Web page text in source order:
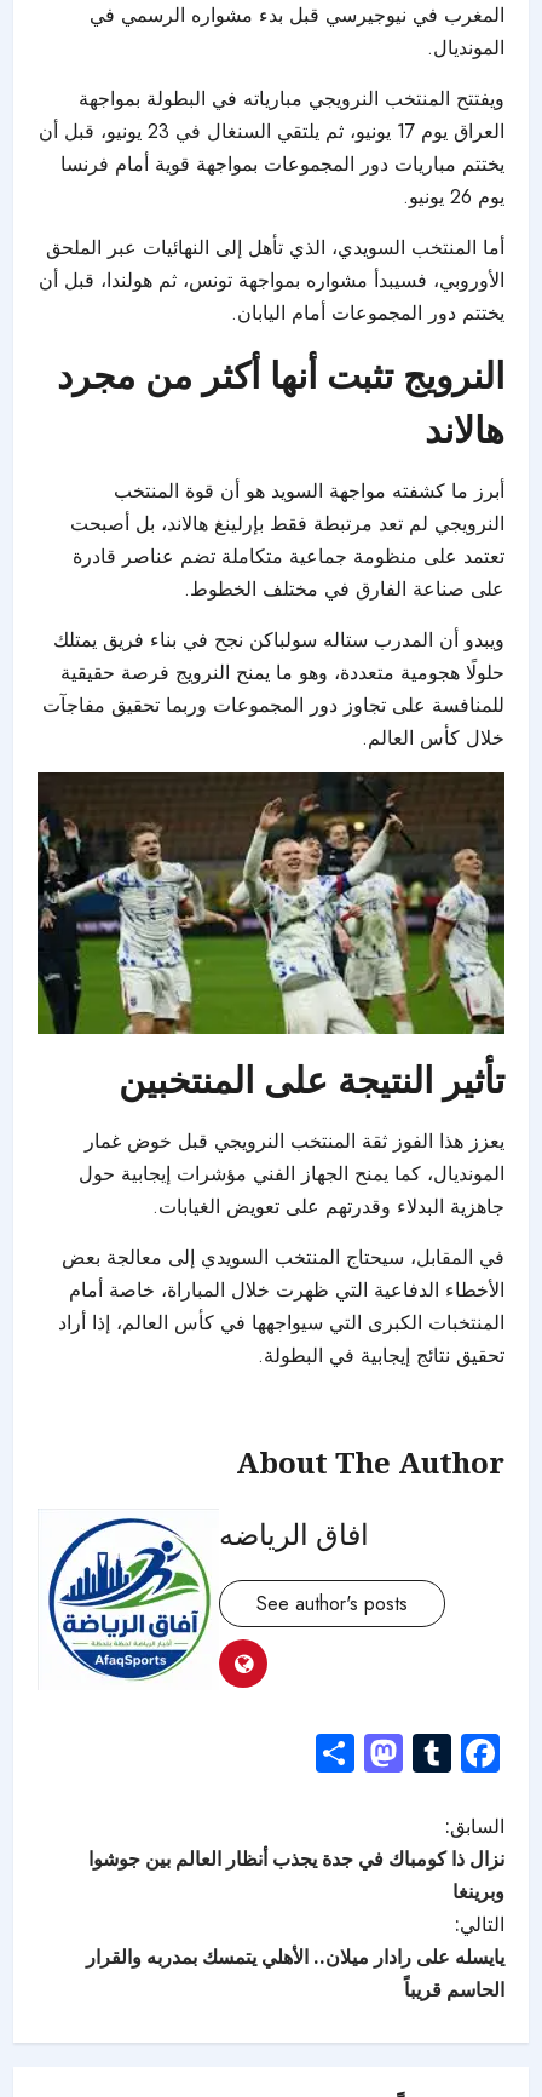
المغرب في نيوجيرسي قبل بدء مشواره الرسمي في
المونديال.
ويفتتح المنتخب النرويجي مبارياته في البطولة بمواجهة
العراق يوم 17 يونيو، ثم يلتقي السنغال في 23 يونيو، قبل أن
يختتم مباريات دور المجموعات بمواجهة قوية أمام فرنسا
يوم 26 يونيو.
أما المنتخب السويدي، الذي تأهل إلى النهائيات عبر الملحق
الأوروبي، فسيبدأ مشواره بمواجهة تونس، ثم هولندا، قبل أن
يختتم دور المجموعات أمام اليابان.
النرويج تثبت أنها أكثر من مجرد
هالاند
أبرز ما كشفته مواجهة السويد هو أن قوة المنتخب
النرويجي لم تعد مرتبطة فقط بإرلينغ هالاند، بل أصبحت
تعتمد على منظومة جماعية متكاملة تضم عناصر قادرة
على صناعة الفارق في مختلف الخطوط.
ويبدو أن المدرب ستاله سولباكن نجح في بناء فريق يمتلك
حلولًا هجومية متعددة، وهو ما يمنح النرويج فرصة حقيقية
للمنافسة على تجاوز دور المجموعات وربما تحقيق مفاجآت
خلال كأس العالم.
تأثير النتيجة على المنتخبين
يعزز هذا الفوز ثقة المنتخب النرويجي قبل خوض غمار
المونديال، كما يمنح الجهاز الفني مؤشرات إيجابية حول
جاهزية البدلاء وقدرتهم على تعويض الغيابات.
في المقابل، سيحتاج المنتخب السويدي إلى معالجة بعض
الأخطاء الدفاعية التي ظهرت خلال المباراة، خاصة أمام
المنتخبات الكبرى التي سيواجهها في كأس العالم، إذا أراد
تحقيق نتائج إيجابية في البطولة.
About The Author
افاق الرياضه
See author's posts
Facebook
Tumblr
Mastodon
السابق:
نزال ذا كومباك في جدة يجذب أنظار العالم بين جوشوا
وبرينغا
التالي:
يايسله على رادار ميلان.. الأهلي يتمسك بمدربه والقرار
الحاسم قريباً